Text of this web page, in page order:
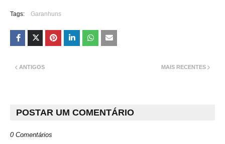
Tags: Garanhuns
MAIS RECENTES
ANTIGOS
POSTAR UM COMENTÁRIO
0 Comentários